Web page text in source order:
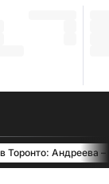
Торонто: Андреева